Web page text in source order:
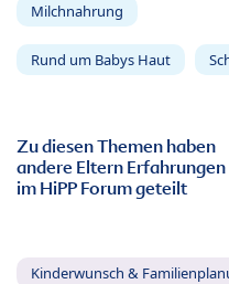
Milchnahrung
Rund um Babys Haut
Zu diesen Themen haben
andere Eltern Erfahrungen
im HiPP Forum geteilt
Kinderwunsch &